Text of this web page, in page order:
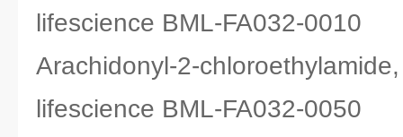
lifescience BML-FA032-0010
Arachidonyl-2-
lifescience BML-FA032-0050